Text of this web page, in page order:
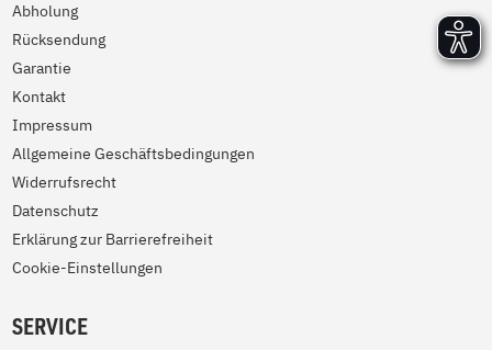
Abholung
Rücksendung
Garantie
Kontakt
Impressum
Allgemeine Geschäftsbedingungen
Widerrufsrecht
Datenschutz
Erklärung zur Barrierefreiheit
Cookie-Einstellungen
SERVICE